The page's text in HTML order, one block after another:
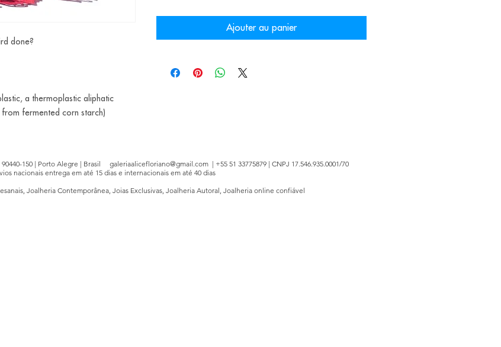
done?
a thermoplastic aliphatic
fermented corn starch)
Ajouter au panier
150 | Porto Alegre | Brasil galeriaalicefloriano@gmail.com| +55 51 33775879 | CNPJ 17.546.935.0001/70
nacionais entrega em até 15 dias e internacionais em até 40 dias
Joalheria Contemporânea, Joias Exclusivas, Joalheria Autoral, Joalheria online confiável